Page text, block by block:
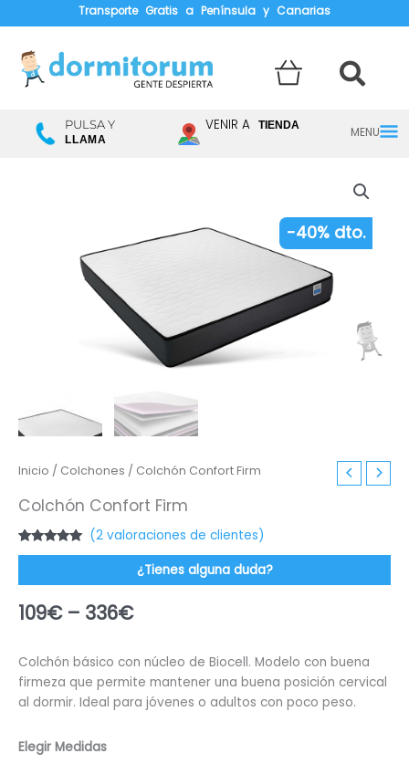
Transporte Gratis a Península y Canarias
Menú
PULSA Y
LLAMA
VENIR A TIENDA
-40% dto.
Inicio / Colchones / Colchón Confort Firm
Colchón Confort Firm
Valorado
2
valoraciones
(2valoraciones de clientes)
¿Tienes alguna duda?
109€– 336€
Colchón básico con núcleo de Biocell. Modelo con buena
firmeza que permite mantener una buena posición cervical
al dormir. Ideal para jóvenes o adultos con poco peso.
Elegir Medidas
181,67€.
109,00€.